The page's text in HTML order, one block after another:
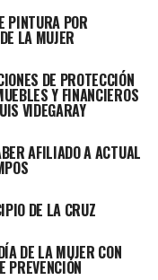
PINTURA POR
LA MUJER
DE PROTECCIÓN
Y FINANCIEROS
VIDEGARAY
AFILIADO A ACTUAL
DE LA CRUZ
DE LA MUJER CON
PREVENCIÓN